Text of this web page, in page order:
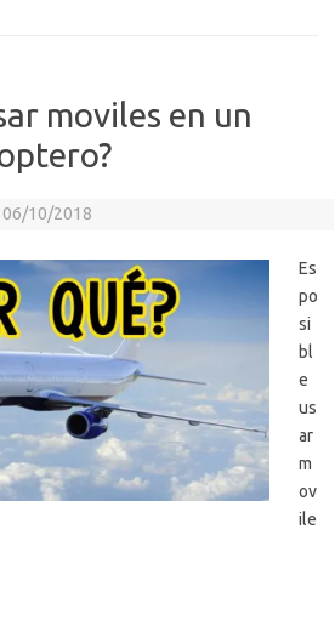
moviles en un
06/10/2018
Es
po
si
bl
e
us
ar
m
ov
ile